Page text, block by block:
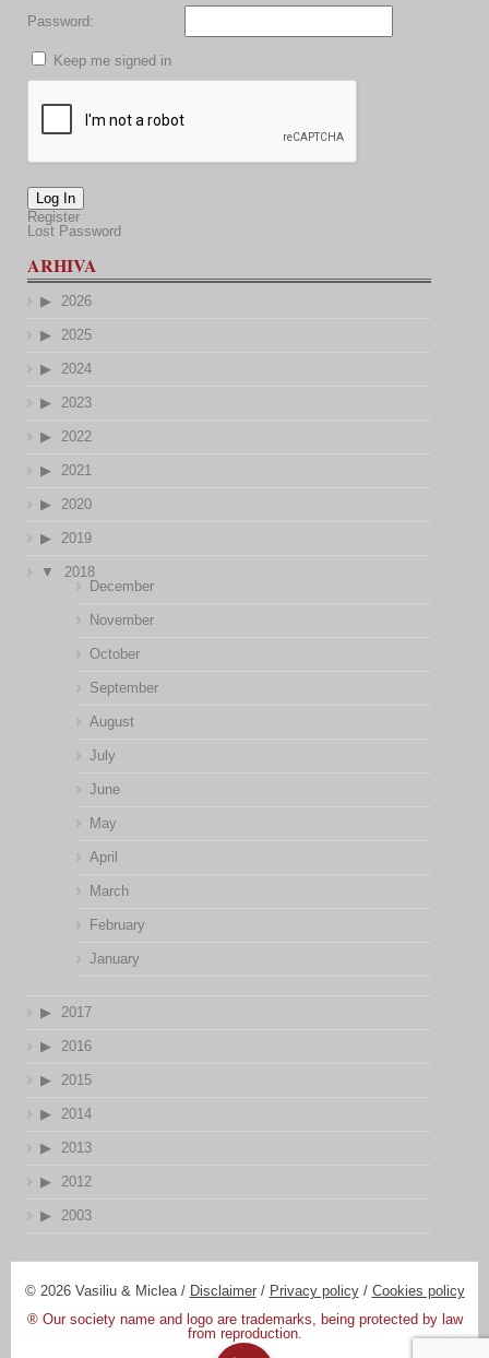
Password:
Keep me signed in
Log In
Register
Lost Password
ARHIVA
2026
2025
2024
2023
2022
2021
2020
2019
2018
December
November
October
September
August
July
June
May
April
March
February
January
2017
2016
2015
2014
2013
2012
2003
© 2026 Vasiliu & Miclea / Disclaimer/ Privacy policy/ Cookies policy
® Our society name and logo are trademarks, being protected by law
from reproduction.